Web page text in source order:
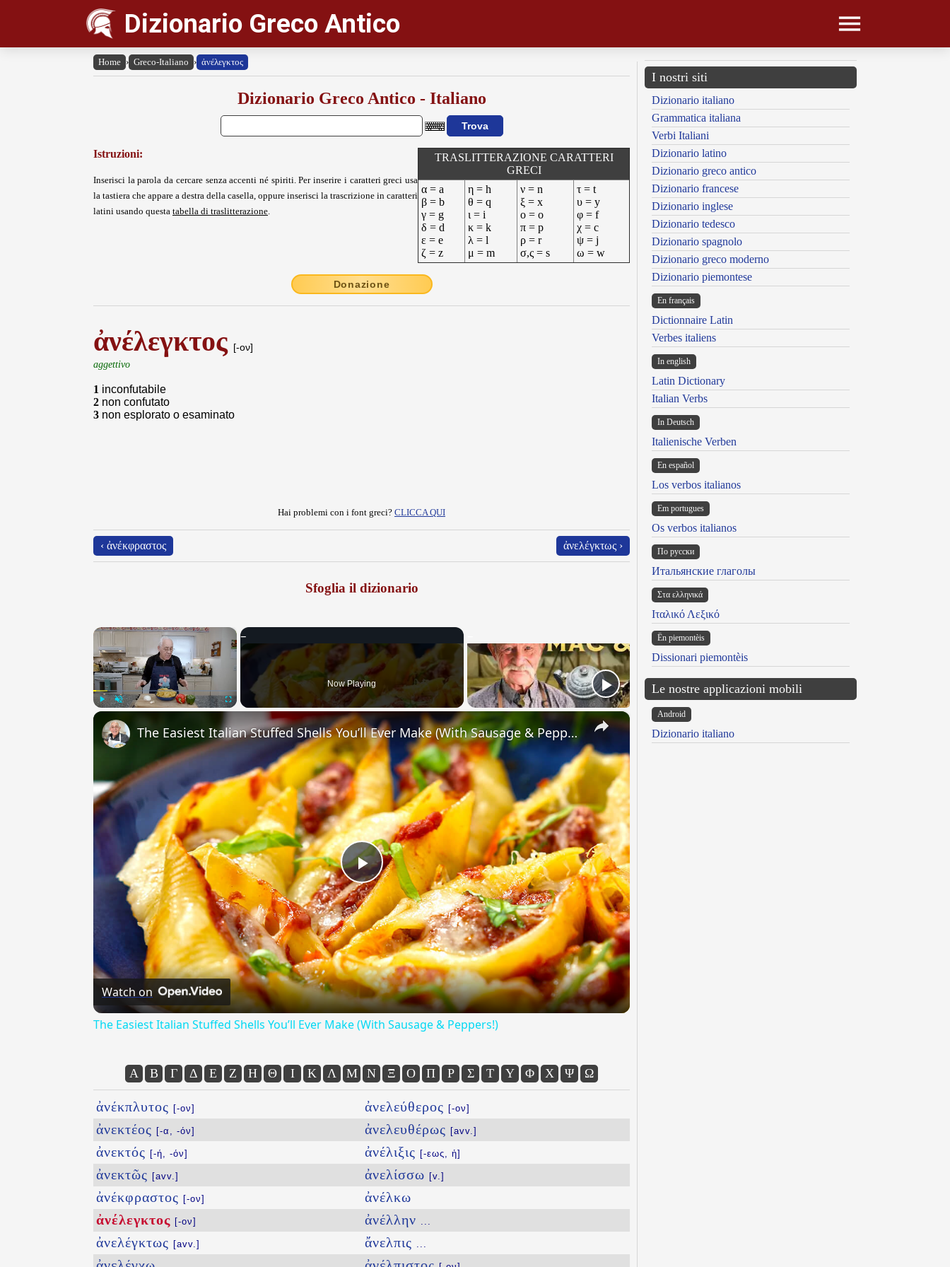
Dizionario Greco Antico
Home › Greco-Italiano › ἀνέλεγκτος
Dizionario Greco Antico - Italiano
Istruzioni:
Inserisci la parola da cercare senza accenti né spiriti. Per inserire i caratteri greci usa
la tastiera che appare a destra della casella, oppure inserisci la trascrizione in caratteri
latini usando questa tabella di traslitterazione.
TRASLITTERAZIONE CARATTERI
GRECI
α = a
β = b
γ = g
δ = d
ε = e
ζ = z
η = h
θ = q
ι = i
κ = k
λ = l
μ = m
ν = n
ξ = x
ο = o
π = p
ρ = r
σ,ς = s
τ = t
υ = y
φ = f
χ = c
ψ = j
ω = w
Donazione
ἀνέλεγκτος [-ον]
aggettivo
1 inconfutabile
2 non confutato
3 non esplorato o esaminato
Hai problemi con i font greci? CLICCA QUI
‹ ἀνέκφραστος ἀνελέγκτως ›
Sfoglia il dizionario
×
Now Playing
×
Play
Video
The Easiest Italian Stuffed Shells You’ll Ever Make (With Sausage & Peppers!)
Watch on
The Easiest Italian Stuffed Shells You’ll Ever Make (With Sausage & Peppers!)
Α Β Γ Δ Ε Ζ Η Θ Ι Κ Λ Μ Ν Ξ Ο Π Ρ Σ Τ Υ Φ Χ Ψ Ω
ἀνέκπλυτος [-ον]
ἀνεκτέος [-α, -όν]
ἀνεκτός [-ή, -όν]
ἀνεκτῶς [avv.]
ἀνέκφραστος [-ον]
ἀνέλεγκτος [-ον]
ἀνελέγκτως [avv.]
ἀνελεύθερος [-ον]
ἀνελευθέρως [avv.]
ἀνέλιξις [-εως, ἡ]
ἀνελίσσω [v.]
ἀνέλκω
ἀνέλλην
ἄνελπις
I nostri siti
Dizionario italiano
Grammatica italiana
Verbi Italiani
Dizionario latino
Dizionario greco antico
Dizionario francese
Dizionario inglese
Dizionario tedesco
Dizionario spagnolo
Dizionario greco moderno
Dizionario piemontese
En français
Dictionnaire Latin
Verbes italiens
In english
Latin Dictionary
Italian Verbs
In Deutsch
Italienische Verben
En español
Los verbos italianos
Em portugues
Os verbos italianos
По русски
Итальянские глаголы
Στα ελληνικά
Ιταλικό Λεξικό
Ën piemontèis
Dissionari piemontèis
Le nostre applicazioni mobili
Android
Dizionario italiano